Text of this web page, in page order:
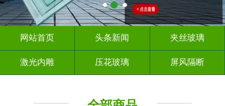
网站首页 头条新闻 夹丝玻璃
激光内雕 压花玻璃 屏风隔断